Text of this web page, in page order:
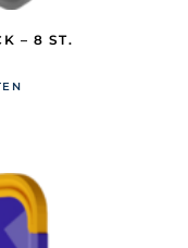
– 8 ST.